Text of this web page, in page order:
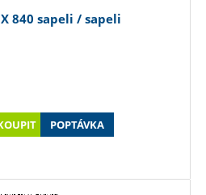
840 sapeli / sapeli
POPTÁVKA